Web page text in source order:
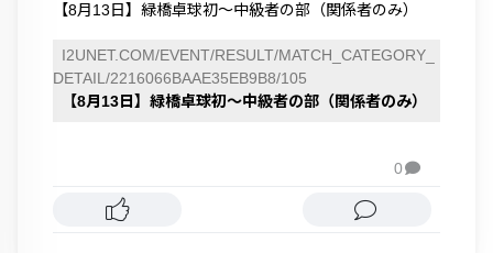
【8月13日】緑橋卓球初〜中級者の部（関係者のみ）
I2UNET.COM/EVENT/RESULT/MATCH_CATEGORY_
DETAIL/2216066BAAE35EB9B8/105
【8月13日】緑橋卓球初〜中級者の部（関係者のみ）
0